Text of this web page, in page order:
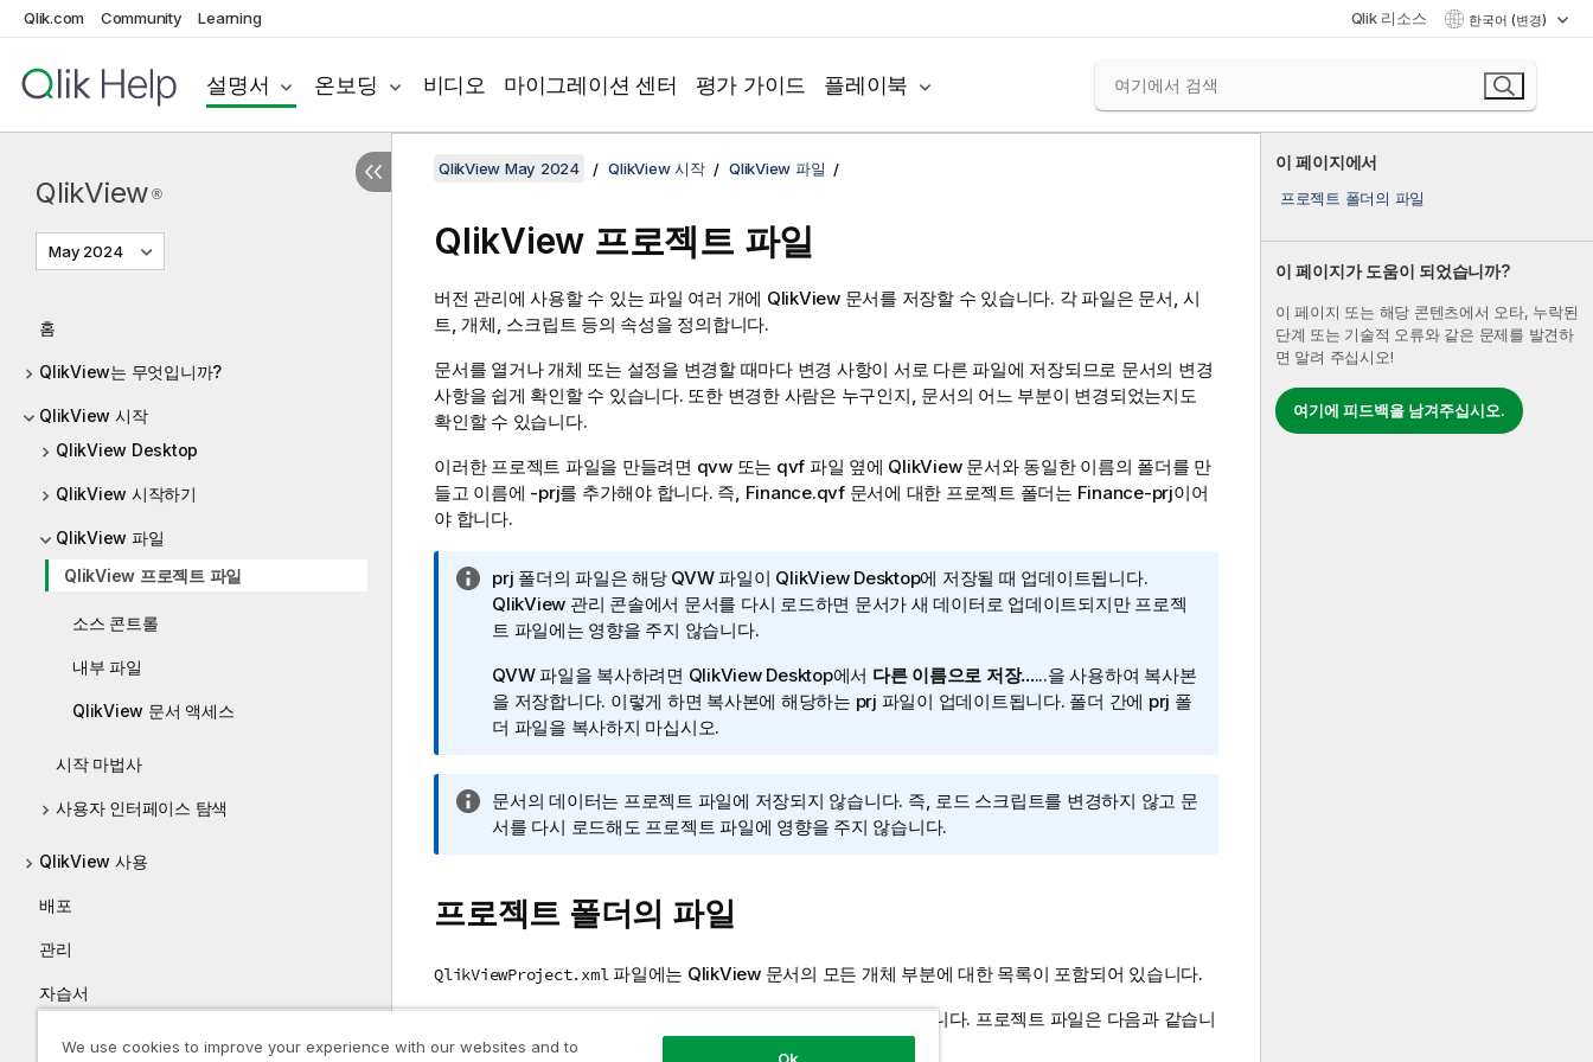
Qlik.com Community Learning Qlik 리소스 한국어 (변경)
설명서 온보딩 비디오 마이그레이션 센터 평가 가이드 플레이북
QlikView ®
May 2024
홈
QlikView는 무엇입니까?
QlikView 시작
QlikView Desktop
QlikView 시작하기
QlikView 파일
QlikView 프로젝트 파일
소스 콘트롤
내부 파일
QlikView 문서 액세스
시작 마법사
사용자 인터페이스 탐색
QlikView 사용
배포
관리
자습서
이 페이지에서
프로젝트 폴더의 파일
이 페이지가 도움이 되었습니까?
이 페이지 또는 해당 콘텐츠에서 오타, 누락된
단계 또는 기술적 오류와 같은 문제를 발견하
면 알려 주십시오!
여기에 피드백을 남겨주십시오.
QlikView May 2024 QlikView 시작 QlikView 파일
QlikView 프로젝트 파일
버전 관리에 사용할 수 있는 파일 여러 개에 QlikView 문서를 저장할 수 있습니다. 각 파일은 문서, 시
트, 개체, 스크립트 등의 속성을 정의합니다.
문서를 열거나 개체 또는 설정을 변경할 때마다 변경 사항이 서로 다른 파일에 저장되므로 문서의 변경
사항을 쉽게 확인할 수 있습니다. 또한 변경한 사람은 누구인지, 문서의 어느 부분이 변경되었는지도
확인할 수 있습니다.
이러한 프로젝트 파일을 만들려면 qvw 또는 qvf 파일 옆에 QlikView 문서와 동일한 이름의 폴더를 만
들고 이름에 -prj를 추가해야 합니다. 즉, Finance.qvf 문서에 대한 프로젝트 폴더는 Finance-prj이어
야 합니다.
정
보
메
prj 폴더의 파일은 해당 QVW 파일이 QlikView Desktop에 저장될 때 업데이트됩니다.
QlikView 관리 콘솔에서 문서를 다시 로드하면 문서가 새 데이터로 업데이트되지만 프로젝
트 파일에는 영향을 주지 않습니다.
QVW 파일을 복사하려면 QlikView Desktop에서 다른 이름으로 저장......을 사용하여 복사본
을 저장합니다. 이렇게 하면 복사본에 해당하는 prj 파일이 업데이트됩니다. 폴더 간에 prj 폴
더 파일을 복사하지 마십시오.
정
보
문서의 데이터는 프로젝트 파일에 저장되지 않습니다. 즉, 로드 스크립트를 변경하지 않고 문
서를 다시 로드해도 프로젝트 파일에 영향을 주지 않습니다.
프로젝트 폴더의 파일
QlikViewProject.xml 파일에는 QlikView 문서의 모든 개체 부분에 대한 목록이 포함되어 있습니다.
목록의 여러 시트 및 개체는 개체 ID를 따라 이름이 지정되어 있습니다. 프로젝트 파일은 다음과 같습니
다.
We use cookies to improve your experience with our websites and to